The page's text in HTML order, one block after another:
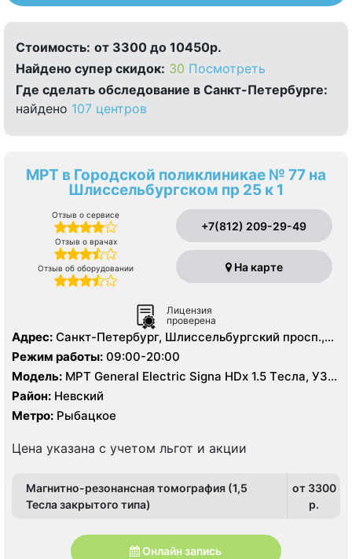
Стоимость: от 3300 до 10450р.
Найдено cупер скидок: 30 Посмотреть
Где сделать обследование в Санкт-Петербурге:
найдено 107 центров
МРТ в Городской поликлиникае № 77 на
Шлиссельбургском пр 25 к 1
Отзыв о сервисе
Отзыв о врачах
Отзыв об оборудовании
+7(812) 209-29-49
На карте
Лицензия
проверена
Адрес: Санкт-Петербург, Шлиссельбургский просп.,
25, корп. 1
Режим работы: 09:00-20:00
Модель: МРТ General Electric Signa HDх 1.5 Tесла, УЗИ,
Рентген
Район: Невский
Метро: Рыбацкое
Цена указана с учетом льгот и акции
Магнитно-резонансная томография (1,5
Тесла закрытого типа)
от 3300
p.
Онлайн запись